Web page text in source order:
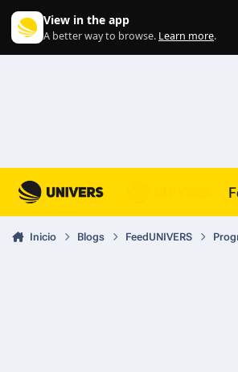
View in the app
A better way to browse. Learn more.
Inicio Blogs FeedUNIVERS